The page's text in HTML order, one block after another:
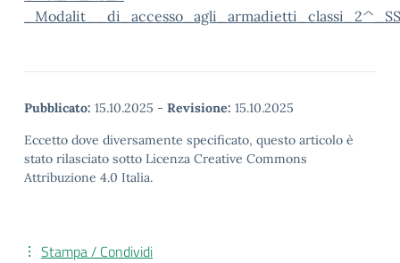
Pubblicato: 15.10.2025 - Revisione: 15.10.2025
Eccetto dove diversamente specificato, questo articolo è
stato rilasciato sotto Licenza Creative Commons
Attribuzione 4.0 Italia.
Stampa / Condividi